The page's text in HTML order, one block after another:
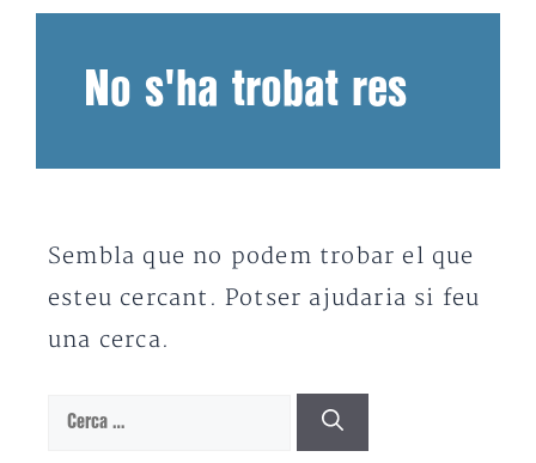
No s'ha trobat res
Sembla que no podem trobar el que
esteu cercant. Potser ajudaria si feu
una cerca.
Cerca: